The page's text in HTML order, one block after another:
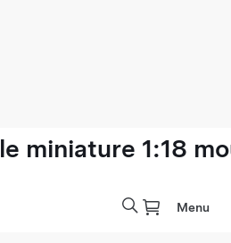
miniature 1:18
Menu